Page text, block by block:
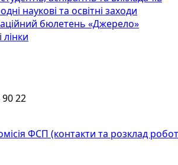
наукові та освітні заходи
бюлетень «Джерело»
лінки
90 22
ФСП (контакти та розклад